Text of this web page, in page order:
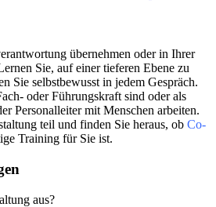
übernehmen oder in Ihrer
Sie, auf einer tieferen Ebene zu
Sie selbstbewusst in jedem Gespräch.
oder Führungskraft sind oder als
Personalleiter mit Menschen arbeiten.
teil und finden Sie heraus, ob Co-
Training für Sie ist.
aus?